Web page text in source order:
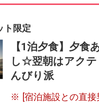
ト限定
【1泊夕食】夕食
し☆翌朝はアクテ
んびり派
[宿泊施設との直接